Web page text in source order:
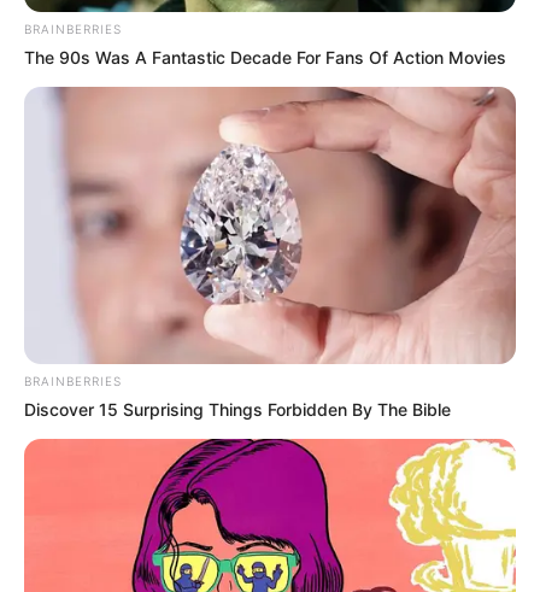
ΤΑ ΠΙΟ ΔΗΜΟΦΙΛΗ
BRAINBERRIES
The 90s Was A Fantastic Decade For Fans Of Action Movies
BRAINBERRIES
Discover 15 Surprising Things Forbidden By The Bible